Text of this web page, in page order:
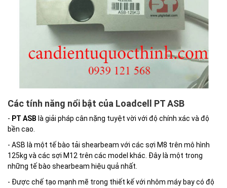
Các tính năng nổi bật của Loadcell PT ASB
- PT ASB là giải pháp cân nặng tuyệt vời với độ chính xác và độ
bền cao.
- ASB là một tế bào tải shearbeam với các sợi M8 trên mô hình
125kg và các sợi M12 trên các model khác. Đây là một trong
những tế bào shearbeam hiệu quả nhất.
- Được chế tạo mạnh mẽ trong thiết kế với nhôm máy bay có độ